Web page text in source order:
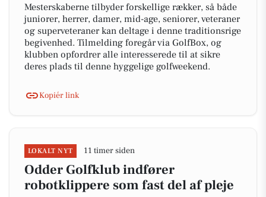
Mesterskaberne tilbyder forskellige rækker, så både
juniorer, herrer, damer, mid-age, seniorer, veteraner
og superveteraner kan deltage i denne traditionsrige
begivenhed. Tilmelding foregår via GolfBox, og
klubben opfordrer alle interesserede til at sikre
deres plads til denne hyggelige golfweekend.
Kopiér link
LOKALT NYT 11 timer siden
Odder Golfklub indfører
robotklippere som fast del af pleje